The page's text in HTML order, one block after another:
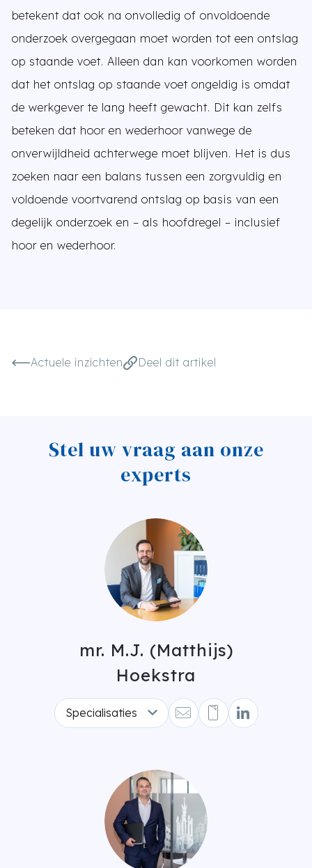
betekent dat ook na onvolledig of onvoldoende
onderzoek overgegaan moet worden tot een ontslag
op staande voet. Alleen dan kan voorkomen worden
dat het ontslag op staande voet ongeldig is omdat
de werkgever te lang heeft gewacht. Dit kan zelfs
beteken dat hoor en wederhoor vanwege de
onverwijldheid achterwege moet blijven. Het is dus
zoeken naar een balans tussen een zorgvuldig en
voldoende voortvarend ontslag op basis van een
degelijk onderzoek en – als hoofdregel – inclusief
hoor en wederhoor.
Actuele inzichten Deel dit artikel
Stel uw vraag aan onze
experts
mr. M.J. (Matthijs)
Hoekstra
Specialisaties